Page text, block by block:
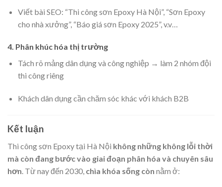
Viết bài SEO: “Thi công sơn Epoxy Hà Nội”, “Sơn Epoxy
cho nhà xưởng”, “Báo giá sơn Epoxy 2025”, v.v…
4. Phân khúc hóa thị trường
Tách rõ mảng dân dụng và công nghiệp → làm 2 nhóm đội
thi công riêng
Khách dân dụng cần chăm sóc khác với khách B2B
Kết luận
Thi công sơn Epoxy tại Hà Nội không những không lỗi thời
mà còn đang bước vào giai đoạn phân hóa và chuyên sâu
hơn . Từ nay đến 2030, chìa khóa sống còn nằm ở: